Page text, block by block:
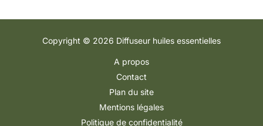
Copyright © 2026 Diffuseur huiles essentielles
A propos
Contact
Plan du site
Mentions légales
Politique de confidentialité